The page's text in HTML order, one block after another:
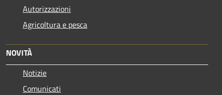
Autorizzazioni
Agricoltura e pesca
NOVITÀ
Notizie
Comunicati